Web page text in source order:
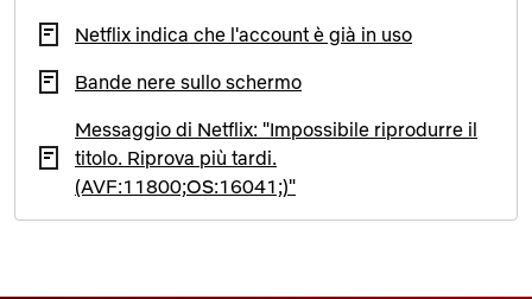
Netflix indica che l'account è già in uso
Bande nere sullo schermo
Messaggio di Netflix: "Impossibile riprodurre il
titolo. Riprova più tardi.
(AVF:11800;OS:16041;)"